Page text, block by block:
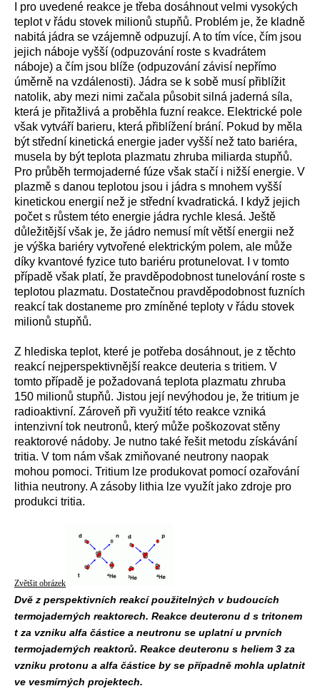
I pro uvedené reakce je třeba dosáhnout velmi vysokých
teplot v řádu stovek milionů stupňů. Problém je, že kladně
nabitá jádra se vzájemně odpuzují. A to tím více, čím jsou
jejich náboje vyšší (odpuzování roste s kvadrátem
náboje) a čím jsou blíže (odpuzování závisí nepřímo
úměrně na vzdálenosti). Jádra se k sobě musí přiblížit
natolik, aby mezi nimi začala působit silná jaderná síla,
která je přitažlivá a proběhla fuzní reakce. Elektrické pole
však vytváří barieru, která přiblížení brání. Pokud by měla
být střední kinetická energie jader vyšší než tato bariéra,
musela by být teplota plazmatu zhruba miliarda stupňů.
Pro průběh termojaderné fúze však stačí i nižší energie. V
plazmě s danou teplotou jsou i jádra s mnohem vyšší
kinetickou energií než je střední kvadratická. I když jejich
počet s růstem této energie jádra rychle klesá. Ještě
důležitější však je, že jádro nemusí mít větší energii než
je výška bariéry vytvořené elektrickým polem, ale může
díky kvantové fyzice tuto bariéru protunelovat. I v tomto
případě však platí, že pravděpodobnost tunelování roste s
teplotou plazmatu. Dostatečnou pravděpodobnost fuzních
reakcí tak dostaneme pro zmíněné teploty v řádu stovek
milionů stupňů.
Z hlediska teplot, které je potřeba dosáhnout, je z těchto
reakcí nejperspektivnější reakce deuteria s tritiem. V
tomto případě je požadovaná teplota plazmatu zhruba
150 milionů stupňů. Jistou její nevýhodou je, že tritium je
radioaktivní. Zároveň při využití této reakce vzniká
intenzivní tok neutronů, který může poškozovat stěny
reaktorové nádoby. Je nutno také řešit metodu získávání
tritia. V tom nám však zmiňované neutrony naopak
mohou pomoci. Tritium lze produkovat pomocí ozařování
lithia neutrony. A zásoby lithia lze využít jako zdroje pro
produkci tritia.
Zvětšit obrázek
Dvě z perspektivních reakcí použitelných v budoucích
termojaderných reaktorech. Reakce deuteronu d s tritonem
t za vzniku alfa částice a neutronu se uplatní u prvních
termojaderných reaktorů. Reakce deuteronu s heliem 3 za
vzniku protonu a alfa částice by se případně mohla uplatnit
ve vesmírných projektech.